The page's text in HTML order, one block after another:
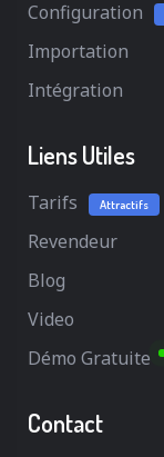
Configuration
Importation
Intégration
Liens Utiles
Tarifs Attractifs
Revendeur
Blog
Video
Démo Gratuite
Contact